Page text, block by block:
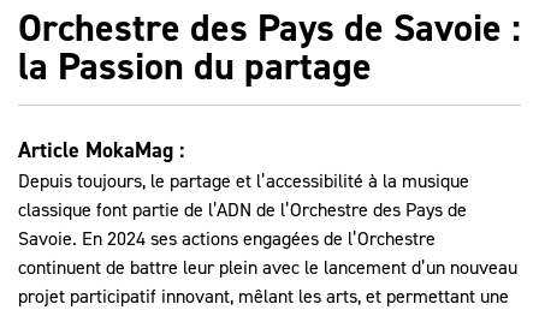
Orchestre des Pays de Savoie :
la Passion du partage
Article MokaMag :
Depuis toujours, le partage et l’accessibilité à la musique
classique font partie de l’ADN de l’Orchestre des Pays de
Savoie. En 2024 ses actions engagées de l’Orchestre
continuent de battre leur plein avec le lancement d’un nouveau
projet participatif innovant, mêlant les arts, et permettant une